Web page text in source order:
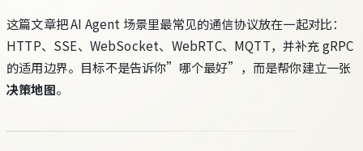
这篇文章把 AI Agent 场景里最常见的通信协议放在一起对比：
HTTP、SSE、WebSocket、WebRTC、MQTT，并补充 gRPC
的适用边界。目标不是告诉你”哪个最好”，而是帮你建立一张
决策地图。